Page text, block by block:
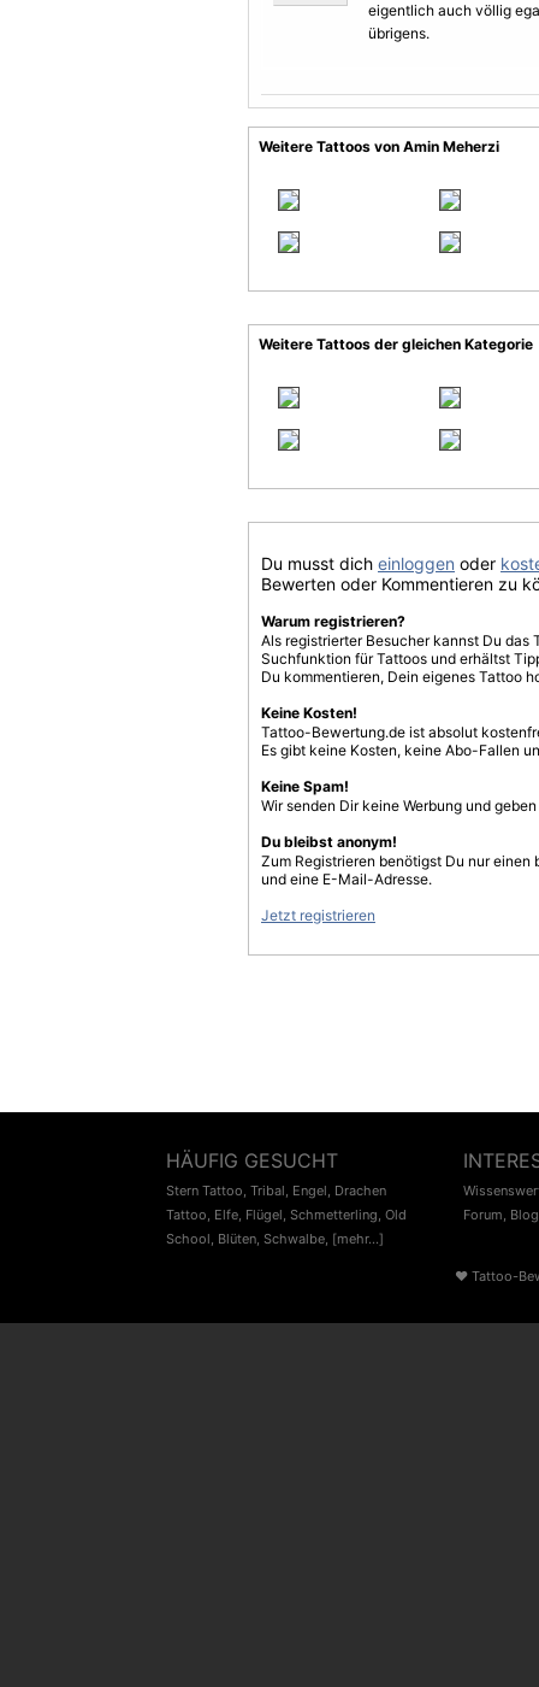
eigentlich auch völlig
übrigens.
Weitere Tattoos von Amin Meherzi
Weitere Tattoos der gleichen Kategorie
Du musst dich einloggen oder
Bewerten oder Kommentieren zu
Warum registrieren?
Als registrierter Besucher kannst Du
Suchfunktion für Tattoos und erhältst
Du kommentieren, Dein eigenes Tattoo
Keine Kosten!
Tattoo-Bewertung.de ist absolut
Es gibt keine Kosten, keine Abo-Fallen
Keine Spam!
Wir senden Dir keine Werbung und
Du bleibst anonym!
Zum Registrieren benötigst Du nur einen
und eine E-Mail-Adresse.
Jetzt registrieren
HÄUFIG GESUCHT
Stern Tattoo, Tribal, Engel, Drachen
Tattoo, Elfe, Flügel, Schmetterling, Old
School, Blüten, Schwalbe, [mehr...]
Forum, Blog
♥ Tattoo-